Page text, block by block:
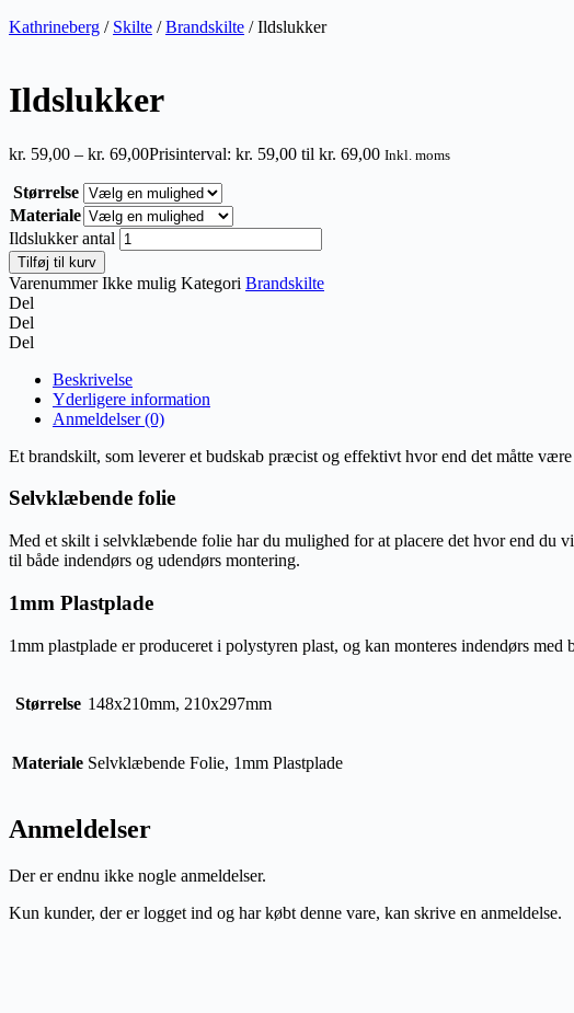
Kathrineberg / Skilte /Brandskilte / Ildslukker
Ildslukker
kr. 59,00 – kr. 69,00Prisinterval: kr. 59,00 til kr. 69,00 Inkl. moms
Størrelse
Materiale
Ildslukker antal
Tilføj til kurv
VarenummerIkke mulig Kategori Brandskilte
Del
Del
Del
Beskrivelse
Yderligere information
Anmeldelser (0)
Et brandskilt, som leverer et budskab præcist og effektivt hvor end det måtte
Selvklæbende folie
Med et skilt i selvklæbende folie har du mulighed for at placere det hvor end du
til både indendørs og udendørs montering.
1mm Plastplade
1mm plastplade er produceret i polystyren plast, og kan monteres indendørs
Størrelse 148x210mm, 210x297mm
Materiale Selvklæbende Folie, 1mm Plastplade
Anmeldelser
Der er endnu ikke nogle anmeldelser.
Kun kunder, der er logget ind og har købt denne vare, kan skrive en anmeldelse.